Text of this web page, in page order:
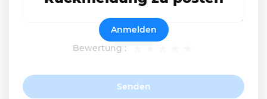
Bewertung :
Senden
Anmelden